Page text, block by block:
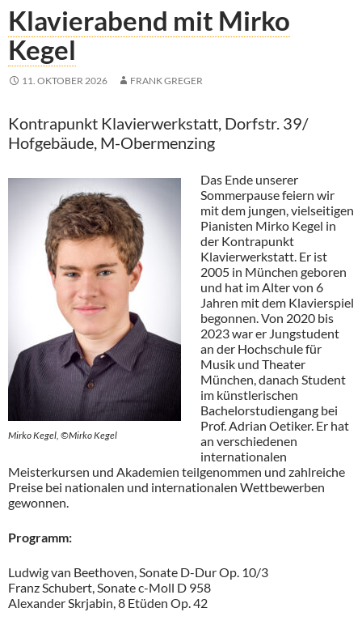
Klavierabend mit Mirko
Kegel
11. OKTOBER 2026 FRANK GREGER
Kontrapunkt Klavierwerkstatt, Dorfstr. 39/
Hofgebäude, M-Obermenzing
Mirko Kegel, ©Mirko Kegel
Das Ende unserer
Sommerpause feiern wir
mit dem jungen, vielseitigen
Pianisten Mirko Kegel in
der Kontrapunkt
Klavierwerkstatt. Er ist
2005 in München geboren
und hat im Alter von 6
Jahren mit dem Klavierspiel
begonnen. Von 2020 bis
2023 war er Jungstudent
an der Hochschule für
Musik und Theater
München, danach Student
im künstlerischen
Bachelorstudiengang bei
Prof. Adrian Oetiker. Er hat
an verschiedenen
internationalen
Meisterkursen und Akademien teilgenommen und zahlreiche
Preise bei nationalen und internationalen Wettbewerben
gewonnen.
Programm:
Ludwig van Beethoven, Sonate D-Dur Op. 10/3
Franz Schubert, Sonate c-Moll D 958
Alexander Skrjabin, 8 Etüden Op. 42